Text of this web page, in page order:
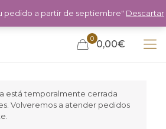
0 0,00€
está temporalmente cerrada
Volveremos a atender pedidos
pedido a partir de septiembre" Descartar